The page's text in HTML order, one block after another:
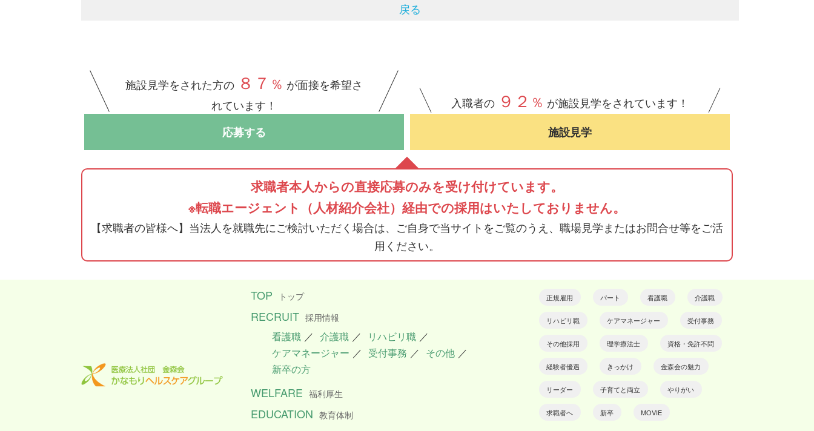
戻る
施設見学をされた方の ８７ ％ が面接を希望さ
れています！
応募する
入職者の ９２ ％ が施設見学をされています！
施設見学
求職者本人からの直接応募のみを受け付けています。
※転職エージェント（人材紹介会社）経由での採用はいたしておりません。
【求職者の皆様へ】当法人を就職先にご検討いただく場合は、ご自身で当サイトをご覧のうえ、職場見学またはお問合せ等をご活
用ください。
TOP トップ
RECRUIT 採用情報
看護職 ／ 介護職 ／ リハビリ職 ／
ケアマネージャー ／ 受付事務 ／ その他 ／
新卒の方
WELFARE 福利厚生
EDUCATION 教育体制
正規雇用 パート 看護職 介護職
リハビリ職 ケアマネージャー 受付事務
その他採用 理学療法士 資格・免許不問
経験者優遇 きっかけ 金森会の魅力
リーダー 子育てと両立 やりがい
求職者へ 新卒 MOVIE